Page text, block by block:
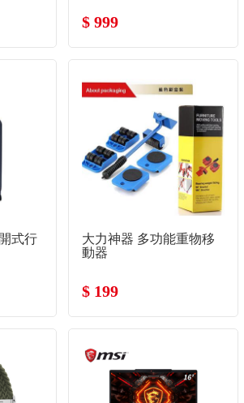
$ 999
式行
大力神器 多功能重物移
動器
$ 199